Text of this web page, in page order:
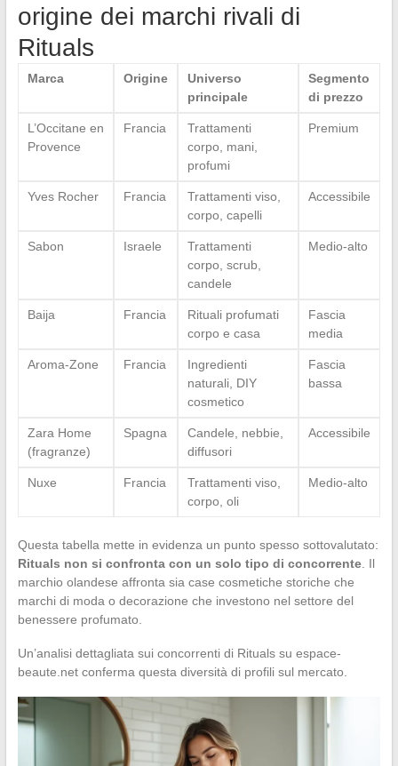
origine dei marchi rivali di
Rituals
Marca Origine
Universo
principale
Segmento
di prezzo
L’Occitane en
Provence
Francia
Trattamenti
corpo, mani,
profumi
Premium
Yves Rocher Francia
Trattamenti viso,
corpo, capelli
Accessibile
Sabon Israele
Trattamenti
corpo, scrub,
candele
Medio-alto
Baija Francia
Rituali profumati
corpo e casa
Fascia
media
Aroma-Zone Francia
Ingredienti
naturali, DIY
cosmetico
Fascia
bassa
Zara Home
(fragranze)
Spagna
Candele, nebbie,
diffusori
Accessibile
Nuxe Francia
Trattamenti viso,
corpo, oli
Medio-alto
Questa tabella mette in evidenza un punto spesso sottovalutato:
Rituals non si confronta con un solo tipo di concorrente. Il
marchio olandese affronta sia case cosmetiche storiche che
marchi di moda o decorazione che investono nel settore del
benessere profumato.
Un’analisi dettagliata sui concorrenti di Rituals su espace-
beaute.net conferma questa diversità di profili sul mercato.